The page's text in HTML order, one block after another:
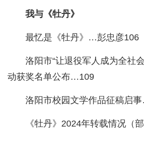
我与《牡丹》
最忆是《牡丹》…彭忠彦106
洛阳市“让退役军人成为全社
动获奖名单公布…109
洛阳市校园文学作品征稿启
《牡丹》2024年转载情况（